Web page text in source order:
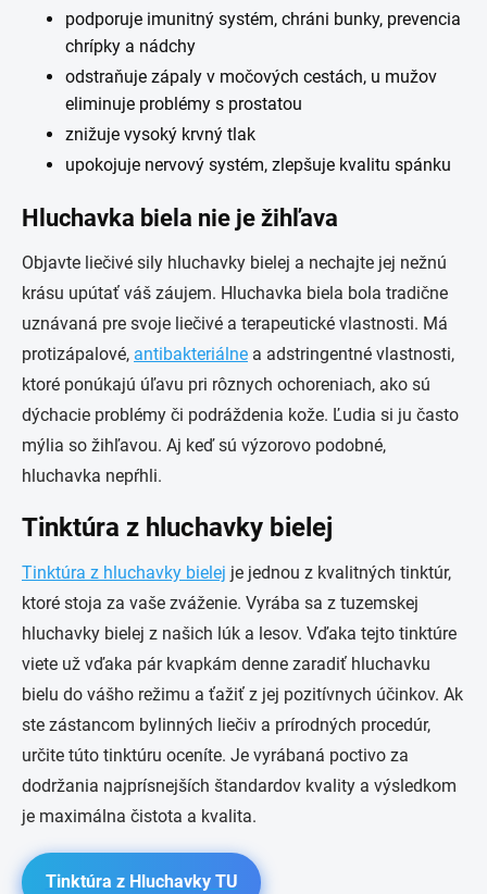
podporuje imunitný systém, chráni bunky, prevencia
chrípky a nádchy
odstraňuje zápaly v močových cestách, u mužov
eliminuje problémy s prostatou
znižuje vysoký krvný tlak
upokojuje nervový systém, zlepšuje kvalitu spánku
Hluchavka biela nie je žihľava
Objavte liečivé sily hluchavky bielej a nechajte jej nežnú
krásu upútať váš záujem. Hluchavka biela bola tradične
uznávaná pre svoje liečivé a terapeutické vlastnosti. Má
protizápalové, antibakteriálne a adstringentné vlastnosti,
ktoré ponúkajú úľavu pri rôznych ochoreniach, ako sú
dýchacie problémy či podráždenia kože. Ľudia si ju často
mýlia so žihľavou. Aj keď sú výzorovo podobné,
hluchavka nepŕhli.
Tinktúra z hluchavky bielej
Tinktúra z hluchavky bielej je jednou z kvalitných tinktúr,
ktoré stoja za vaše zváženie. Vyrába sa z tuzemskej
hluchavky bielej z našich lúk a lesov. Vďaka tejto tinktúre
viete už vďaka pár kvapkám denne zaradiť hluchavku
bielu do vášho režimu a ťažiť z jej pozitívnych účinkov. Ak
ste zástancom bylinných liečiv a prírodných procedúr,
určite túto tinktúru oceníte. Je vyrábaná poctivo za
dodržania najprísnejších štandardov kvality a výsledkom
je maximálna čistota a kvalita.
Tinktúra z Hluchavky TU